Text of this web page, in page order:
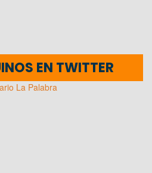
EN TWITTER
La Palabra